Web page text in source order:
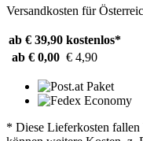
Versandkosten für
ab € 39,90 kostenlos*
ab € 0,00 € 4,90
* Diese Lieferkosten fallen